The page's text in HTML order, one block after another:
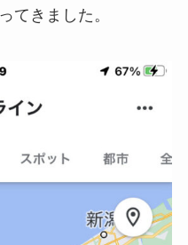
てきました。